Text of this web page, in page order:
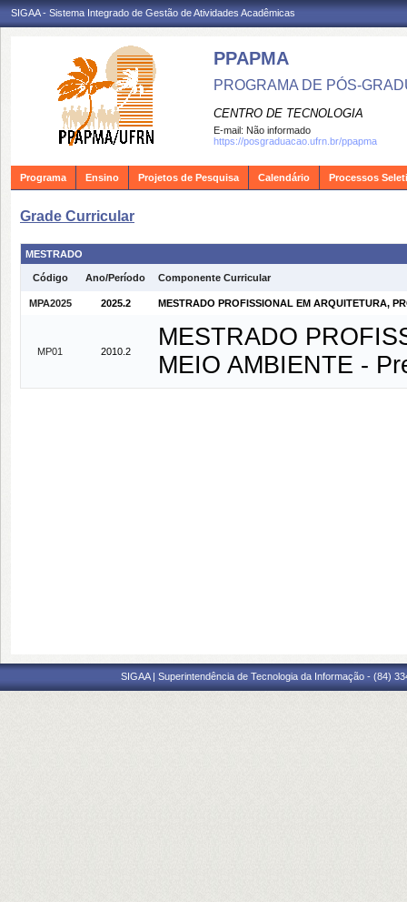
SIGAA - Sistema Integrado de Gestão de Atividades Acadêmicas
PPAPMA
PROGRAMA DE PÓS-
CENTRO DE TECNOLOGIA
E-mail: Não informado
https://posgraduacao.ufrn.br/ppapma
Programa Ensino Projetos de Pesquisa Calendário Processos
Grade Curricular
MESTRADO
Código Ano/Período Componente Curricular
MPA2025 2025.2 MESTRADO PROFISSIONAL EM ARQUITETURA,
MP01 2010.2
MESTRADO
MEIO AMBIENTE -
SIGAA | Superintendência de Tecnologia da Informação - (84)